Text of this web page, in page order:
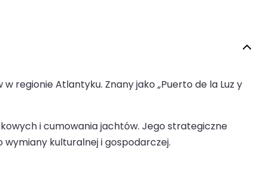
regionie Atlantyku. Znany jako „Puerto de la Luz y
i cumowania jachtów. Jego strategiczne
wymiany kulturalnej i gospodarczej.